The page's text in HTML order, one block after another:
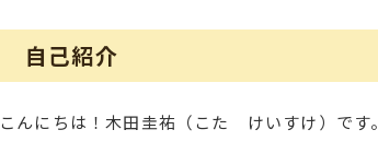
自己紹介
こんにちは！木田圭祐（こた けいすけ）です。